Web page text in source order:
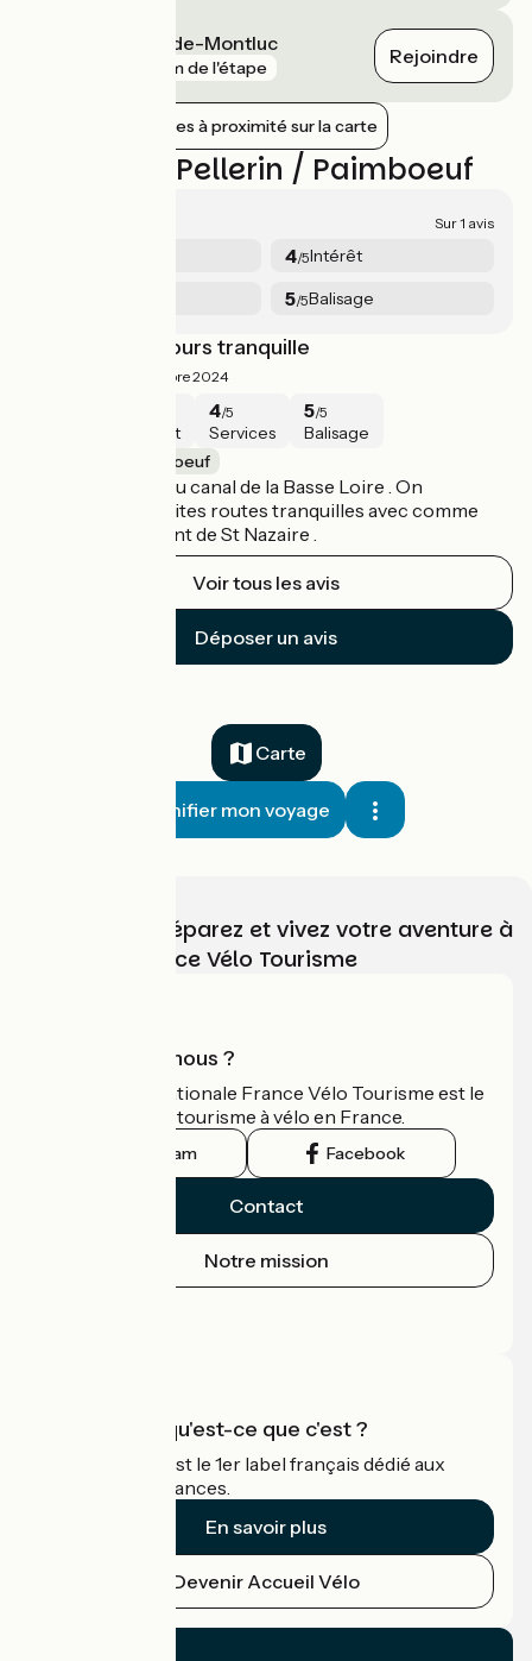
Saint-Étienne-de-Montluc
8 km de l'étape Rejoindre
Afficher les gares à proximité sur la carte
Avis sur Le Pellerin / Paimboeuf
Sur 1 avis
4/5Intérêt
5/5Balisage
Très beau parcours tranquille
Octobre 2024
Intérêt
4/5
Services
5/5
Balisage
Le Pellerin / Paimboeuf
itinéraire le long du canal de la Basse Loire . On
emprunte des petites routes tranquilles avec comme
toile de fond le pont de St Nazaire .
Voir tous les avis
Déposer un avis
Carte
Planifier mon voyage
Choisissez, préparez et vivez votre aventure à
vélo avec France Vélo Tourisme
Qui sommes-nous ?
L'association nationale France Vélo Tourisme est le
guide officiel du tourisme à vélo en France.
Instagram Facebook
Contact
Notre mission
Accueil Vélo qu'est-ce que c'est ?
Accueil Vélo c'est le 1er label français dédié aux
cyclistes en vacances.
En savoir plus
Devenir Accueil Vélo